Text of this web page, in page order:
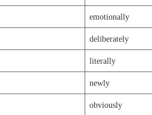
emotionally
deliberately
literally
newly
obviously